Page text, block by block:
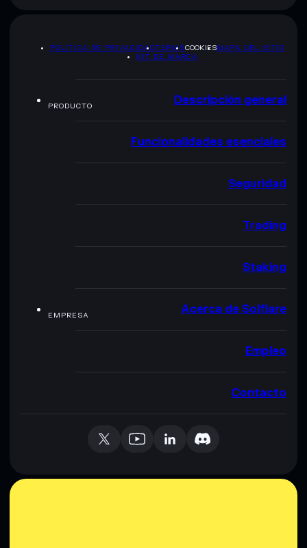
POLÍTICA DE PRIVACIDADTERMSCOOKIESMAPA DEL SITIO
KIT DE MARCA
PRODUCTO Descripción general
Funcionalidades esenciales
Seguridad
Trading
Staking
EMPRESA Acerca de Solflare
Empleo
Contacto